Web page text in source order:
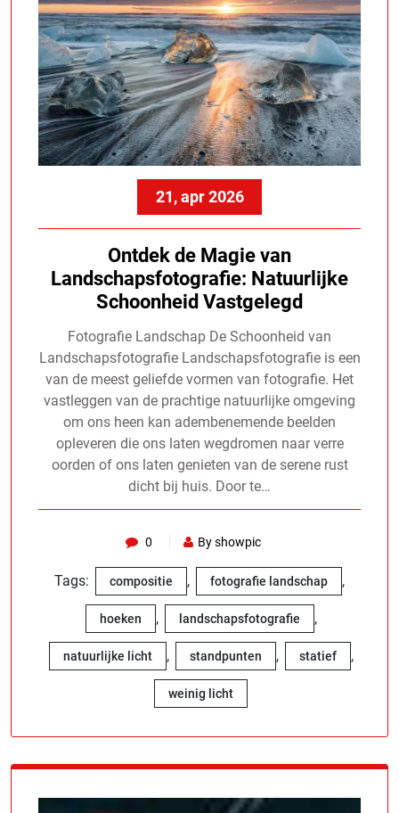
21, apr 2026
Ontdek de Magie van
Landschapsfotografie: Natuurlijke
Schoonheid Vastgelegd
Fotografie Landschap De Schoonheid van
Landschapsfotografie Landschapsfotografie is een
van de meest geliefde vormen van fotografie. Het
vastleggen van de prachtige natuurlijke omgeving
om ons heen kan adembenemende beelden
opleveren die ons laten wegdromen naar verre
oorden of ons laten genieten van de serene rust
dicht bij huis. Door te…
0 By showpic
Tags: compositie , fotografie landschap ,
hoeken , landschapsfotografie ,
natuurlijke licht , standpunten , statief ,
weinig licht